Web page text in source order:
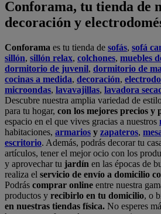
realiza elservicio de envío a domicilio
Podráscomprar onlineentre nuestra
recibirlo en tu domicilio
No esperes
hogar y transformarlo en un espacio con
tiene 300tiendas de mueblesfísicas
distintos. Aproveche nuestras ofertas de
baratosyliquidaciones de sofas.
Conforama solo comercializa a través de
en sus tiendas de sofás.
Alcalá de Guadaíra,Alcalá de Henares,
Arinaga,Asturias,Badalona,Barakaldo,
Castellón ,Chafiras,Cordoba,Elche ,
Almería,La Coruña,La Laguna,La
Lleida,Los Barrios,Madrid,
Orotava,Palma, Pamplona,Rivas,
San Sebastian,Sant Boi, Santander,
Sevilla,Tamaraceite,Terrassa, Viana,